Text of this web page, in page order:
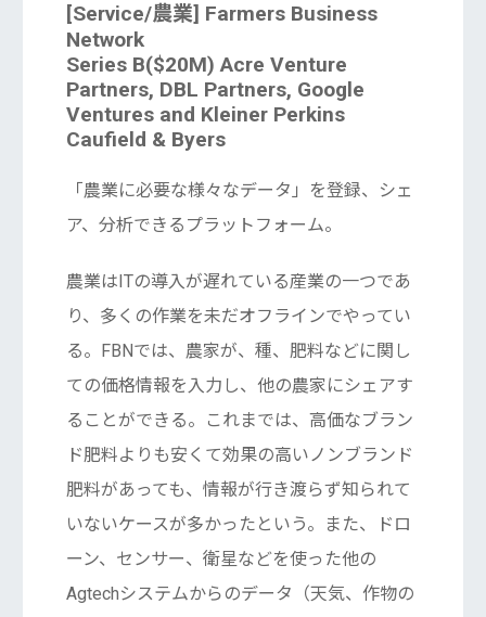
[Service/農業] Farmers Business
Network
Series B($20M) Acre Venture
Partners, DBL Partners, Google
Ventures and Kleiner Perkins
Caufield & Byers
「農業に必要な様々なデータ」を登録、シェ
ア、分析できるプラットフォーム。
農業はITの導入が遅れている産業の一つであ
り、多くの作業を未だオフラインでやってい
る。FBNでは、農家が、種、肥料などに関し
ての価格情報を入力し、他の農家にシェアす
ることができる。これまでは、高価なブラン
ド肥料よりも安くて効果の高いノンブランド
肥料があっても、情報が行き渡らず知られて
いないケースが多かったという。また、ドロ
ーン、センサー、衛星などを使った他の
Agtechシステムからのデータ（天気、作物の